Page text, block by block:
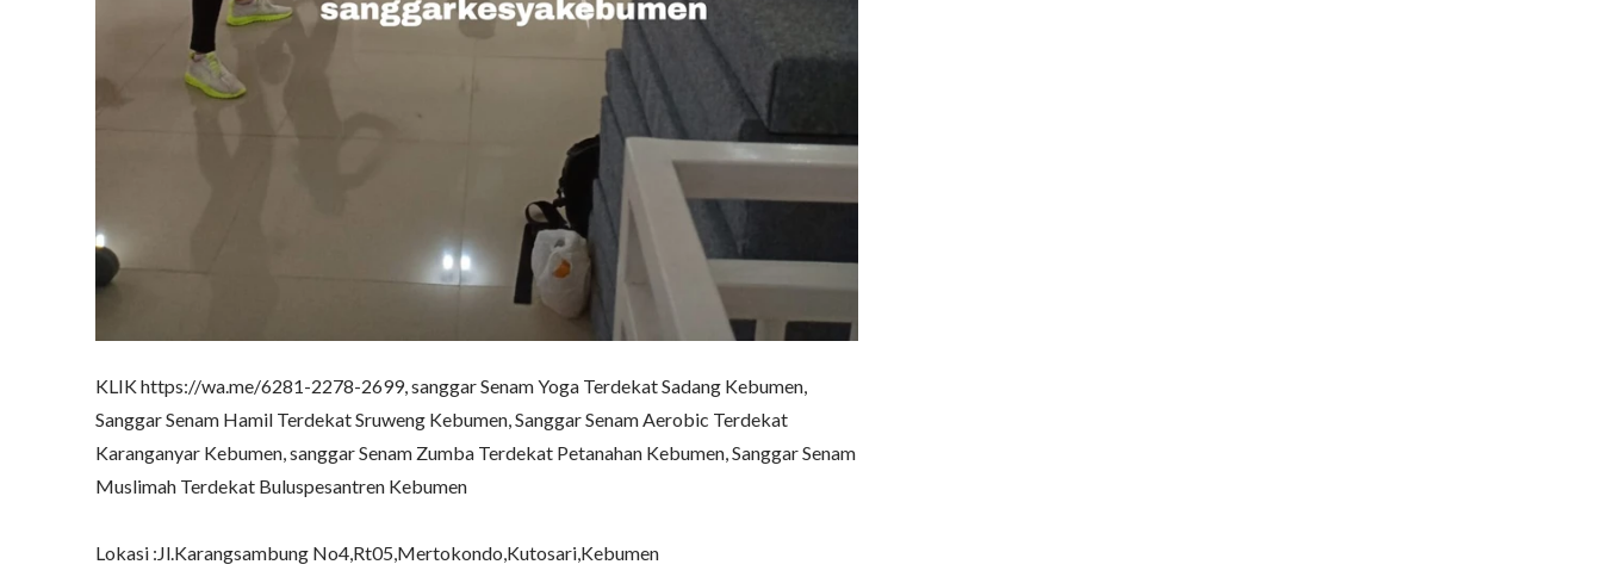
KLIK https://wa.me/6281-2278-2699, sanggar Senam Yoga Terdekat Sadang Kebumen,
Sanggar Senam Hamil Terdekat Sruweng Kebumen, Sanggar Senam Aerobic Terdekat
Karanganyar Kebumen, sanggar Senam Zumba Terdekat Petanahan Kebumen, Sanggar Senam
Muslimah Terdekat Buluspesantren Kebumen
Lokasi :Jl.Karangsambung No4,Rt05,Mertokondo,Kutosari,Kebumen